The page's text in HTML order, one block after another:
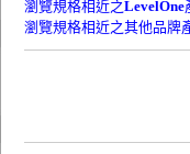
瀏覽規格相近之LevelOne
瀏覽規格相近之其他品牌